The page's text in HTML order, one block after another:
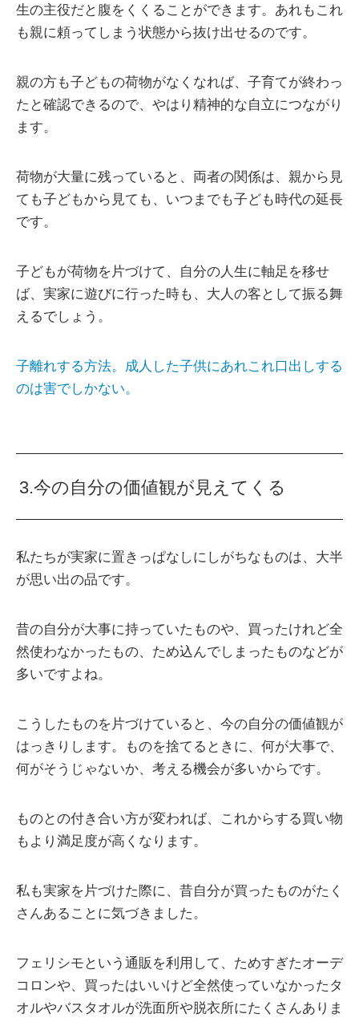
生の主役だと腹をくくることができます。あれもこれ
も親に頼ってしまう状態から抜け出せるのです。
親の方も子どもの荷物がなくなれば、子育てが終わっ
たと確認できるので、やはり精神的な自立につながり
ます。
荷物が大量に残っていると、両者の関係は、親から見
ても子どもから見ても、いつまでも子ども時代の延長
です。
子どもが荷物を片づけて、自分の人生に軸足を移せ
ば、実家に遊びに行った時も、大人の客として振る舞
えるでしょう。
子離れする方法。成人した子供にあれこれ口出しする
のは害でしかない。
3.今の自分の価値観が見えてくる
私たちが実家に置きっぱなしにしがちなものは、大半
が思い出の品です。
昔の自分が大事に持っていたものや、買ったけれど全
然使わなかったもの、ため込んでしまったものなどが
多いですよね。
こうしたものを片づけていると、今の自分の価値観が
はっきりします。ものを捨てるときに、何が大事で、
何がそうじゃないか、考える機会が多いからです。
ものとの付き合い方が変われば、これからする買い物
もより満足度が高くなります。
私も実家を片づけた際に、昔自分が買ったものがたく
さんあることに気づきました。
フェリシモという通販を利用して、ためすぎたオーデ
コロンや、買ったはいいけど全然使っていなかったタ
オルやバスタオルが洗面所や脱衣所にたくさんありま